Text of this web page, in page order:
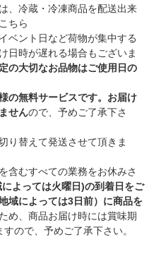
、冷蔵・冷凍商品を配送出来
こちら
ベント日など荷物が集中する
日時が遅れる場合もございま
の大切なお品物はご使用日の
の無料サービスです。お届け
せんので、予めご了承下さ
り替えて発送させて頂きま
含むすべての業務をお休みさ
によっては火曜日)の到着日をご
域によっては3日前）に商品を
め、商品お届け時には賞味期
ので、予めご了承下さい。